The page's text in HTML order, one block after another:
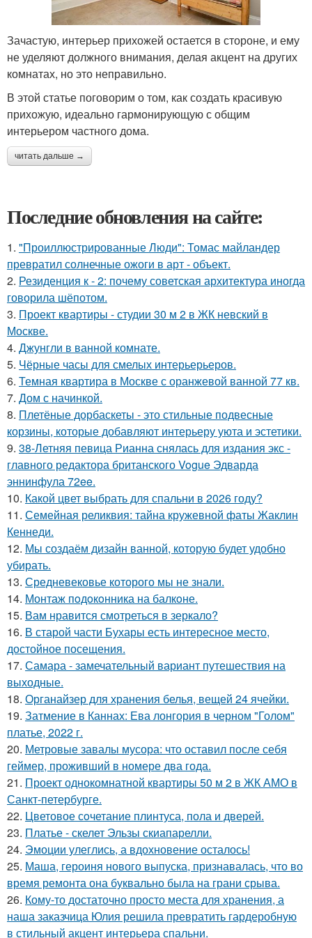
Зачастую, интерьер прихожей остается в стороне, и ему
не уделяют должного внимания, делая акцент на других
комнатах, но это неправильно.
В этой статье поговорим о том, как создать красивую
прихожую, идеально гармонирующую с общим
интерьером частного дома.
читать дальше →
Последние обновления на сайте:
1. "Проиллюстрированные Люди": Томас майландер
превратил солнечные ожоги в арт - объект.
2. Резиденция к - 2: почему советская архитектура иногда
говорила шёпотом.
3. Проект квартиры - студии 30 м 2 в ЖК невский в
Москве.
4. Джунгли в ванной комнате.
5. Чёрные часы для смелых интерьерьеров.
6. Темная квартира в Москве с оранжевой ванной 77 кв.
7. Дом с начинкой.
8. Плетёные дорбаскеты - это стильные подвесные
корзины, которые добавляют интерьеру уюта и эстетики.
9. 38-Летняя певица Рианна снялась для издания экс -
главного редактора британского Vogue Эдварда
эннинфула 72ee.
10. Какой цвет выбрать для спальни в 2026 году?
11. Семейная реликвия: тайна кружевной фаты Жаклин
Кеннеди.
12. Мы создаём дизайн ванной, которую будет удобно
убирать.
13. Средневековье которого мы не знали.
14. Монтаж пoдoкoнника на балкoне.
15. Вам нравится смотреться в зеркало?
16. В старой части Бухары есть интересное место,
достойное посещения.
17. Самара - замечательный вариант путешествия на
выходные.
18. Органайзер для хранения белья, вещей 24 ячейки.
19. Затмение в Каннах: Ева лонгория в черном "Голом"
платье, 2022 г.
20. Метровые завалы мусора: что оставил после себя
геймер, проживший в номере два года.
21. Проект однокомнатной квартиры 50 м 2 в ЖК АМО в
Санкт-петербурге.
22. Цветовое сoчетание плинтуса, пола и дверей.
23. Платье - скелет Эльзы скиапарелли.
24. Эмоции улеглись, а вдохновение осталось!
25. Маша, героиня нового выпуска, признавалась, что во
время ремонта она буквально была на грани срыва.
26. Кому-то достаточно просто места для хранения, а
наша заказчица Юлия решила превратить гардеробную
в стильный акцент интерьера спальни.